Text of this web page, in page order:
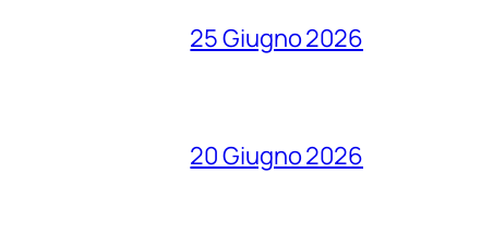
25 Giugno 2026
20 Giugno 2026